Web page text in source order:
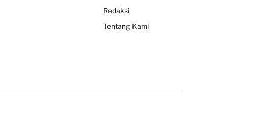
Redaksi
Tentang Kami